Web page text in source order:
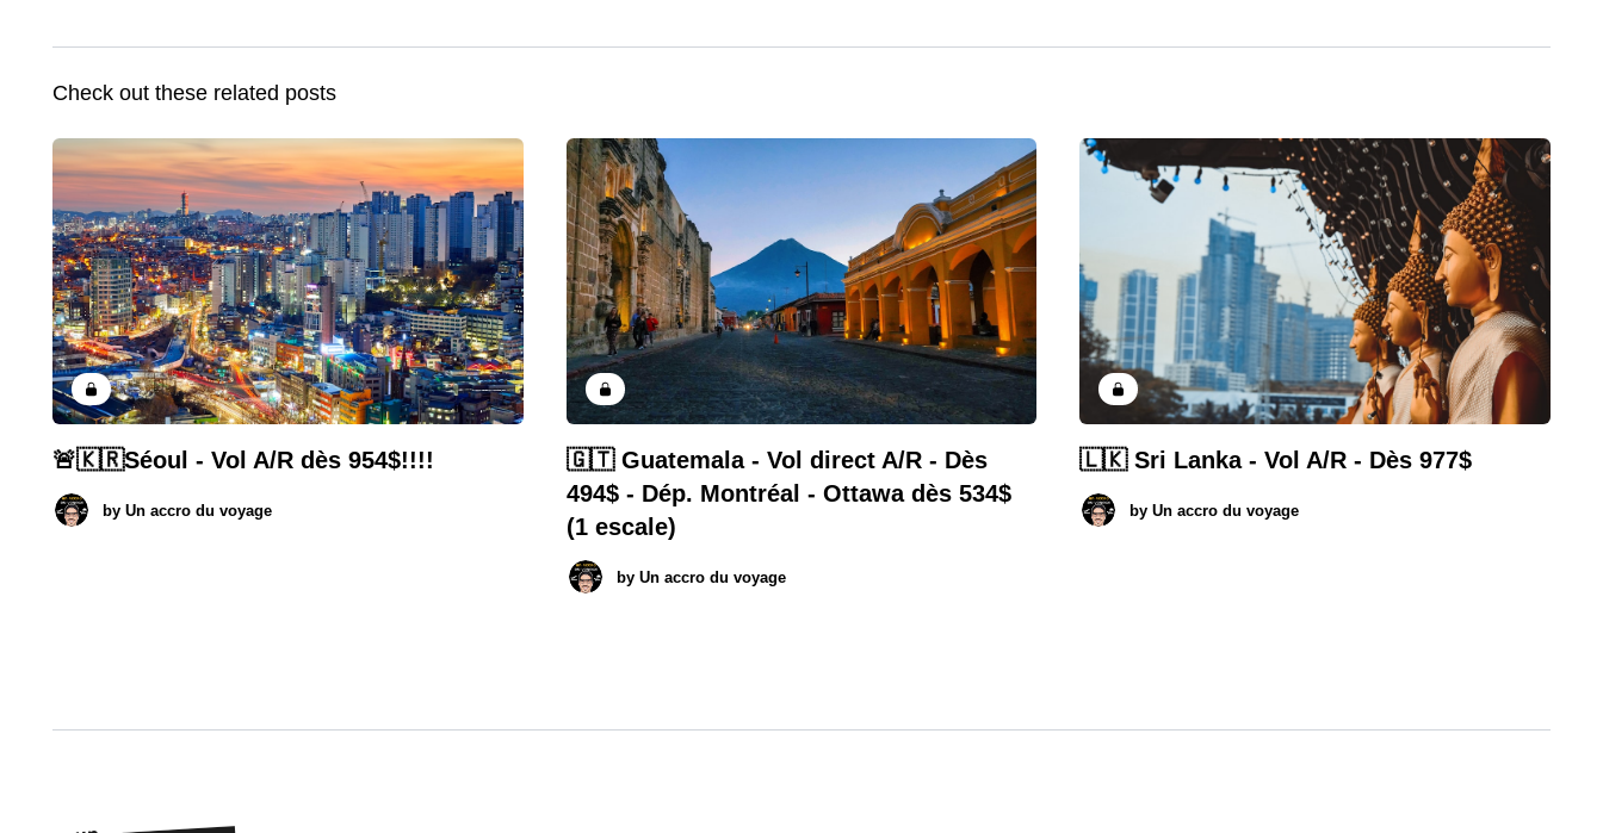
Check out these related posts
🚨🇰🇷Séoul - Vol A/R dès 954$!!!!
by Un accro du voyage
🇬🇹 Guatemala - Vol direct A/R - Dès
494$ - Dép. Montréal - Ottawa dès 534$
(1 escale)
by Un accro du voyage
🇱🇰 Sri Lanka - Vol A/R - Dès 977$
by Un accro du voyage